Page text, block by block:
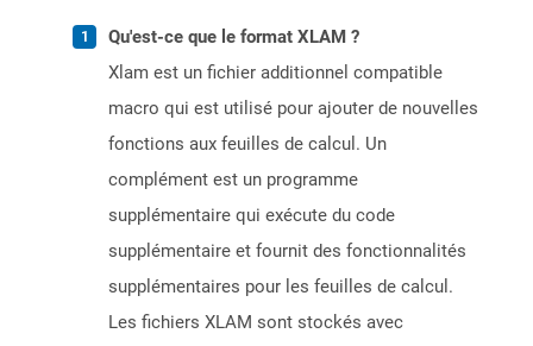
Qu'est-ce que le format XLAM ?
Xlam est un fichier additionnel compatible
macro qui est utilisé pour ajouter de nouvelles
fonctions aux feuilles de calcul. Un
complément est un programme
supplémentaire qui exécute du code
supplémentaire et fournit des fonctionnalités
supplémentaires pour les feuilles de calcul.
Les fichiers XLAM sont stockés avec